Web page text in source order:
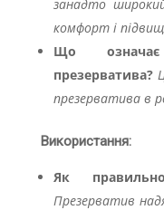
занадто
комфорт і
Що означає
презерватива?
презерватива в
Використання:
Як
Презерватив